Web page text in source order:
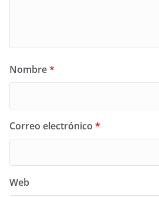
Nombre*
Correo electrónico *
Web